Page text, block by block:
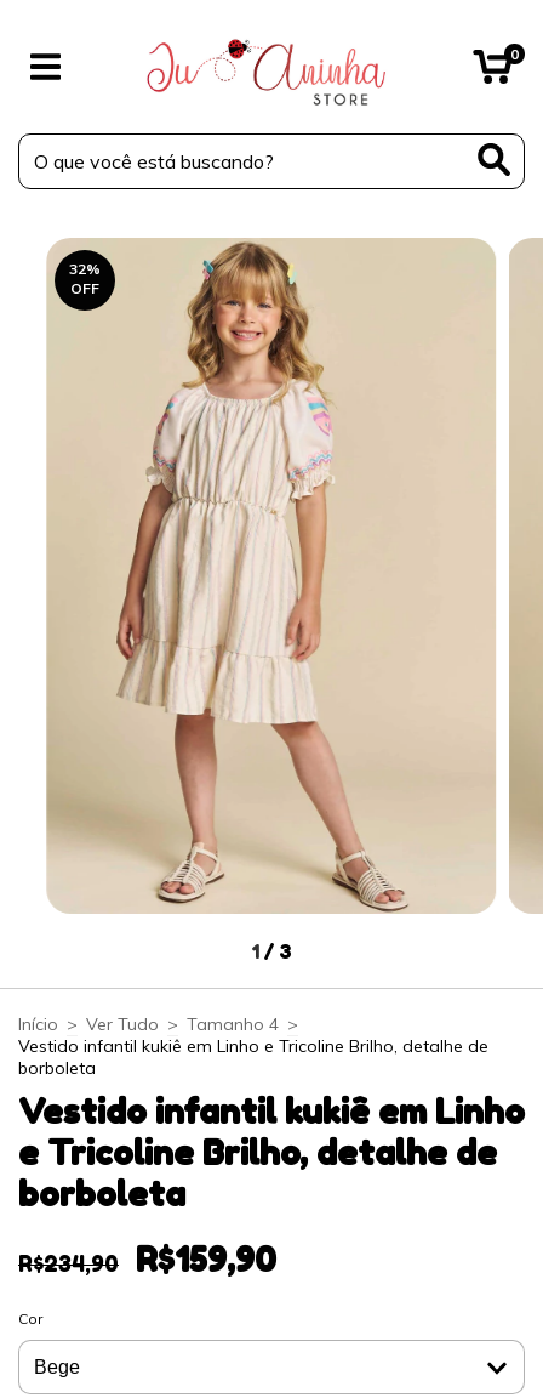
0
32%
OFF
1 / 3
Início > Ver Tudo > Tamanho 4 >
Vestido infantil kukiê em Linho e Tricoline Brilho, detalhe de
borboleta
Vestido infantil kukiê em Linho
e Tricoline Brilho, detalhe de
borboleta
R$234,90 R$159,90
Cor